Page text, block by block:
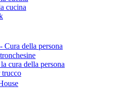
cucina
Cura della persona
cura della persona
trucco